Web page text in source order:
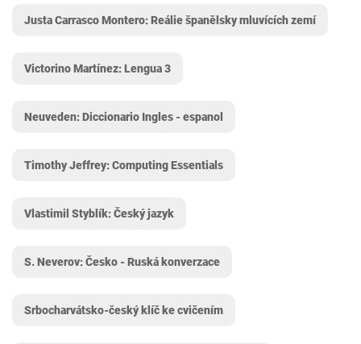
Justa Carrasco Montero: Reálie španělsky mluvících zemí
Victorino Martínez: Lengua 3
Neuveden: Diccionario Ingles - espanol
Timothy Jeffrey: Computing Essentials
Vlastimil Styblík: Český jazyk
S. Neverov: Česko - Ruská konverzace
Srbocharvátsko-český klíč ke cvičením